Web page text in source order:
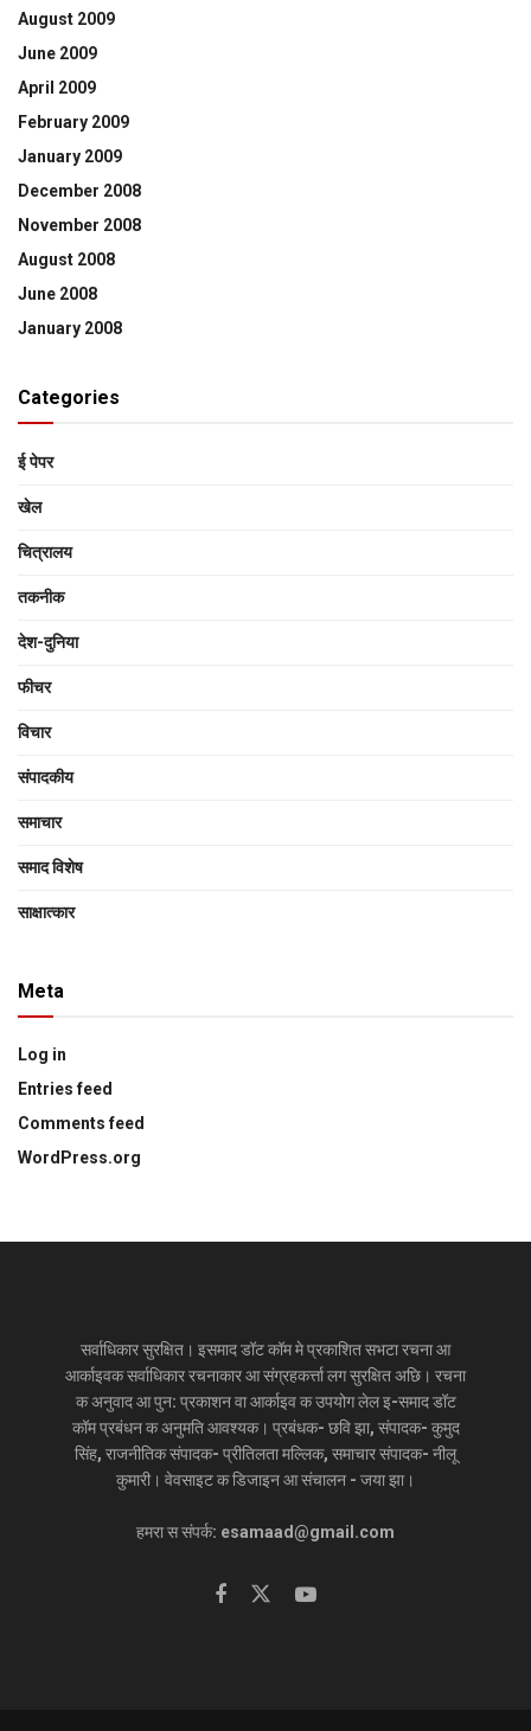
August 2009
June 2009
April 2009
February 2009
January 2009
December 2008
November 2008
August 2008
June 2008
January 2008
Categories
ई पेपर
खेल
चित्रालय
तकनीक
देश-दुनिया
फीचर
विचार
संपादकीय
समाचार
समाद विशेष
साक्षात्‍कार
Meta
Log in
Entries feed
Comments feed
WordPress.org
सर्वाधिकार सुरक्षित। इसमाद डॉट कॉम मे प्रकाशित सभटा रचना आ
आर्काइवक सर्वाधिकार रचनाकार आ संग्रहकर्त्ता लग सुरक्षित अछि। रचना
क अनुवाद आ पुन: प्रकाशन वा आर्काइव क उपयोग लेल इ-समाद डॉट
कॉम प्रबंधन क अनुमति आवश्यक। प्रबंधक- छवि झा, संपादक- कुमुद
सिंह, राजनीतिक संपादक- प्रीतिलता मल्लिक, समाचार संपादक- नीलू
कुमारी। वेवसाइट क डिजाइन आ संचालन - जया झा।
हमरा स संपर्क: esamaad@gmail.com